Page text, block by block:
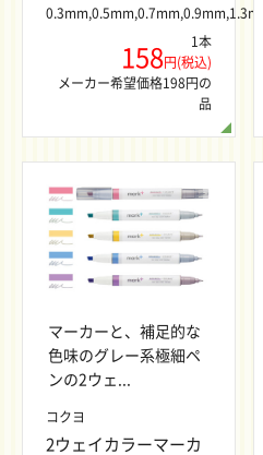
0.3mm,0.5mm,0.7mm,0.9mm,1.3mm
1本
158円(税込)
メーカー希望価格198円の
品
マーカーと、補足的な
色味のグレー系極細ペ
ンの2ウェ...
コクヨ
2ウェイカラーマーカ